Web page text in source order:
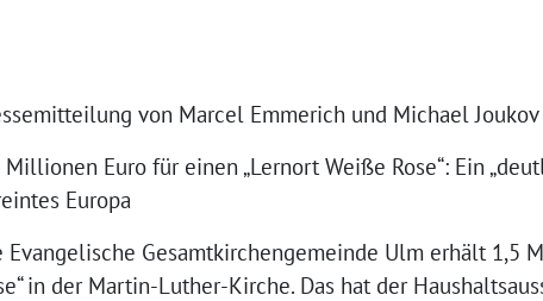
von Marcel Emmerich und Michael Joukov
Millionen Euro für einen „Lernort Weiße Rose“: Ein
Europa
Evangelische Gesamtkirchengemeinde Ulm erhält 1,5
in der Martin-Luther-Kirche. Das hat der